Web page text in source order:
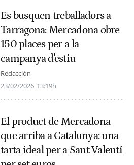
Es busquen treballadors a
Tarragona: Mercadona obre
150 places per a la
campanya d'estiu
Redacción
23/02/2026 13:19h
El product de Mercadona
que arriba a Catalunya: una
tarta ideal per a Sant Valentí